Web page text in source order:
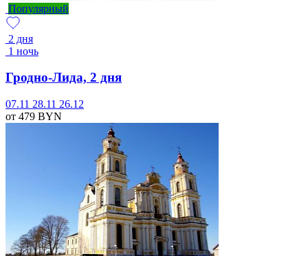
Популярный
2 дня
1 ночь
Гродно-Лида, 2 дня
07.11 28.11 26.12
от 479 BYN